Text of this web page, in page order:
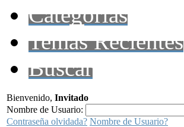
Categorías
Temas Recientes
Buscar
Bienvenido, Invitado
Nombre de Usuario:
Contraseña olvidada? Nombre de Usuario?